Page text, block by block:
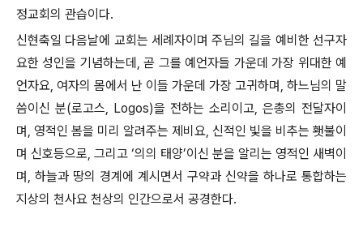
정교회의 관습이다.
신현축일 다음날에 교회는 세례자이며 주님의 길을 예비한 선구자
요한 성인을 기념하는데, 곧 그를 예언자들 가운데 가장 위대한 예
언자요, 여자의 몸에서 난 이들 가운데 가장 고귀하며, 하느님의 말
씀이신 분(로고스, Logos)을 전하는 소리이고, 은총의 전달자이
며, 영적인 봄을 미리 알려주는 제비요, 신적인 빛을 비추는 횃불이
며 신호등으로, 그리고 ‘의의 태양’이신 분을 알리는 영적인 새벽이
며, 하늘과 땅의 경계에 계시면서 구약과 신약을 하나로 통합하는
지상의 천사요 천상의 인간으로서 공경한다.